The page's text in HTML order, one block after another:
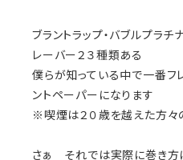
ブラントラップ・バブルプラチ
レーバー２３種類ある
僕らが知っている中で一番
ントペーパーになります
※喫煙は２０歳を越えた方々
さぁ それでは実際に巻き方